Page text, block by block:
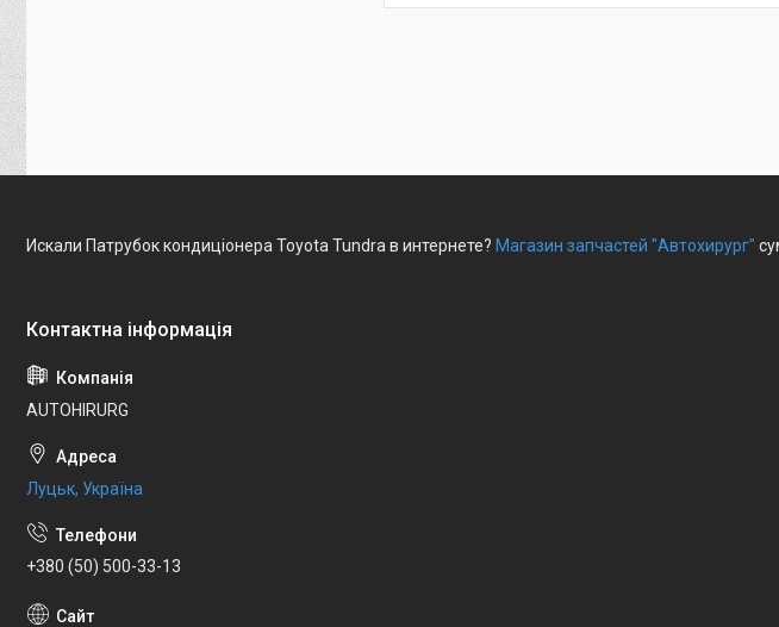
Искали Патрубок кондиціонера Toyota Tundra в интернете? Магазин запчастей "Автохирург"
AUTOHIRURG
Луцьк, Україна
+380 (50) 500-33-13